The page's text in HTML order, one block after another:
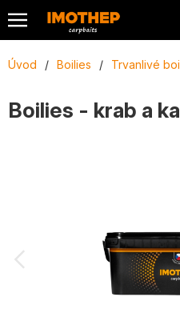
Úvod / Boilies / Trvanlivé
Boilies - krab a